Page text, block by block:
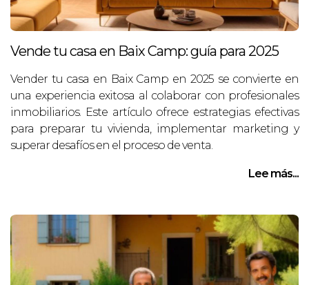
Vende tu casa en Baix Camp: guía para 2025
Vender tu casa en Baix Camp en 2025 se convierte en
una experiencia exitosa al colaborar con profesionales
inmobiliarios. Este artículo ofrece estrategias efectivas
para preparar tu vivienda, implementar marketing y
superar desafíos en el proceso de venta.
Lee más...